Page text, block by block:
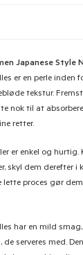
Japanese Style
er en perle inden
tekstur.
nok til at
retter.
er enkel og hurtig.
skyl dem derefter i
lette proces gør
har en mild
de serveres med.